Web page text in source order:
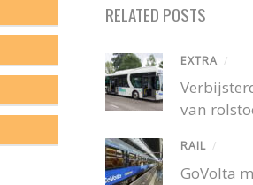
RELATED POSTS
EXTRA /
van
RAIL /
GoVolta